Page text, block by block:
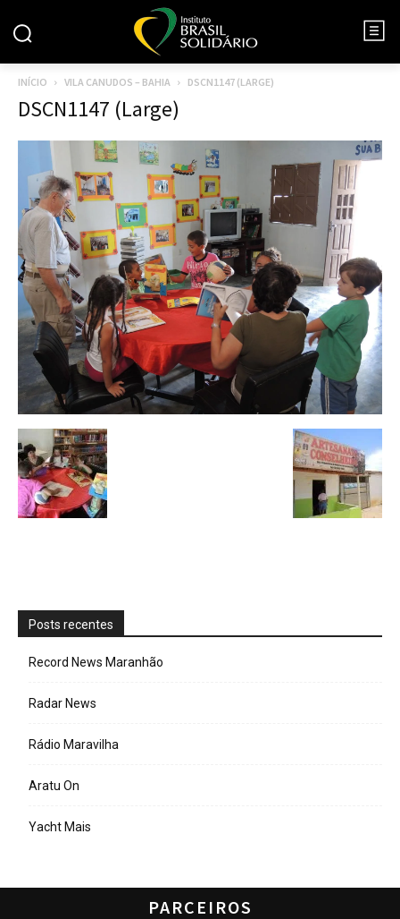
INÍCIO VILA CANUDOS – BAHIA DSCN1147 (LARGE)
DSCN1147 (Large)
Posts recentes
Record News Maranhão
Radar News
Rádio Maravilha
Aratu On
Yacht Mais
PARCEIROS